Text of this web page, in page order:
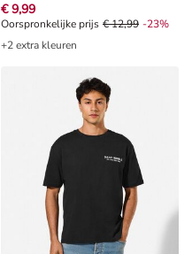
€ 9,99
Oorspronkelijke prijs € 12,99,
Oorspronkelijke prijs € 12,99 -23%
+2 extra kleuren